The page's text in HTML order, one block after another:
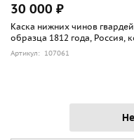
30 000 ₽
Каска нижних чинов
образца 1812 года, Россия,
Артикул: 107061